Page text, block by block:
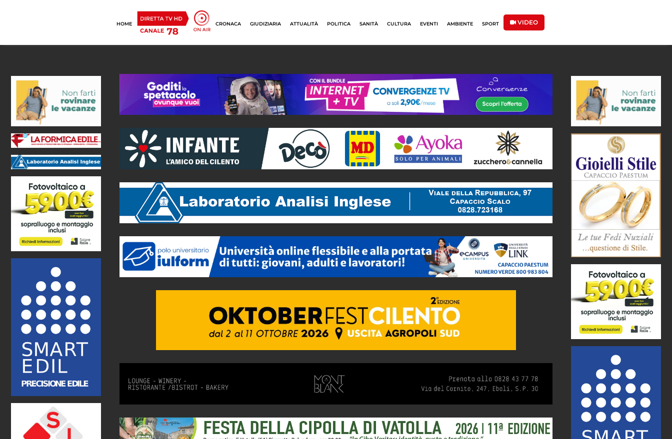
HOME CRONACA GIUDIZIARIA ATTUALITÀ POLITICA SANITÀ CULTURA EVENTI AMBIENTE SPORT VIDEO